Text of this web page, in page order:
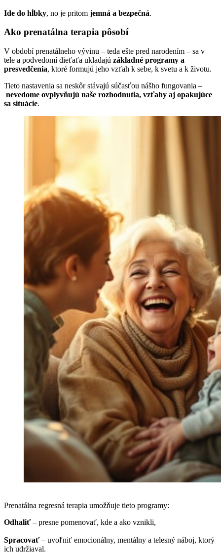
Ide do hĺbky, no je pritom jemná a bezpečná.
Ako prenatálna terapia pôsobí
V období prenatálneho vývinu – teda ešte pred narodením – sa v
tele a podvedomí dieťaťa ukladajú základné programy a
presvedčenia, ktoré formujú jeho vzťah k sebe, k svetu a k životu.
Tieto nastavenia sa neskôr stávajú súčasťou nášho fungovania –
nevedome ovplyvňujú naše rozhodnutia, vzťahy aj opakujúce
sa situácie.
Prenatálna regresná terapia umožňuje tieto programy:
Odhaliť– presne pomenovať, kde a ako vznikli,
Spracovať– uvoľniť emocionálny, mentálny a telesný náboj, ktorý
ich udržiaval.